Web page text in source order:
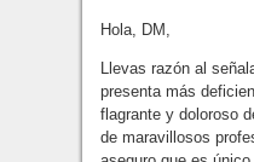
Hola, DM,
Llevas razón al
presenta más
flagrante y doloroso
de maravillosos